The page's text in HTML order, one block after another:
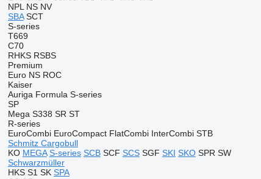
NPL NS NV
SBA SCT
S-series
T669
C70
RHKS RSBS
Premium
Euro NS ROC
Kaiser
Auriga Formula S-series
SP
Mega S338 SR ST
R-series
EuroCombi EuroCompact FlatCombi InterCombi STB
Schmitz Cargobull
KO MEGA S-series SCB SCF SCS SGF SKI SKO SPR SW
Schwarzmüller
HKS S1 SK SPA